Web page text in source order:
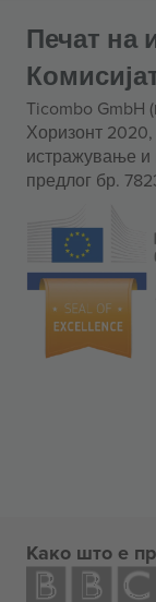
Печат на
Ticombo GmbH
Хоризонт
истражување и
предлог бр.
Како што е